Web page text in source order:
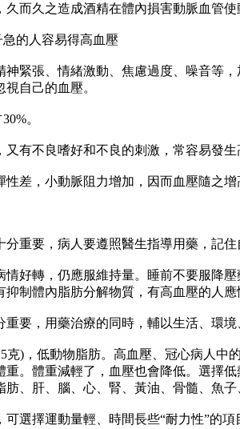
久之造成酒精在體內損害動脈血管使
的人容易得高血壓
張、情緒激動、焦慮過度、噪音等，
自己的血壓。
。
不良嗜好和不良的刺激，常容易發生
，小動脈阻力增加，因而血壓隨之增
要，病人要遵照醫生指導用藥，記住
轉，仍應服維持量。睡前不要服降壓
制體內脂肪分解物質，有高血壓的人應
，用藥治療的同時，輔以生活、環境
，低動物脂肪。高血壓、冠心病人中的
重。體重減輕了，血壓也會降低。選擇
、肝、腦、心、腎、黃油、骨髓、魚
擇運動量輕、時間長些“耐力性”的項